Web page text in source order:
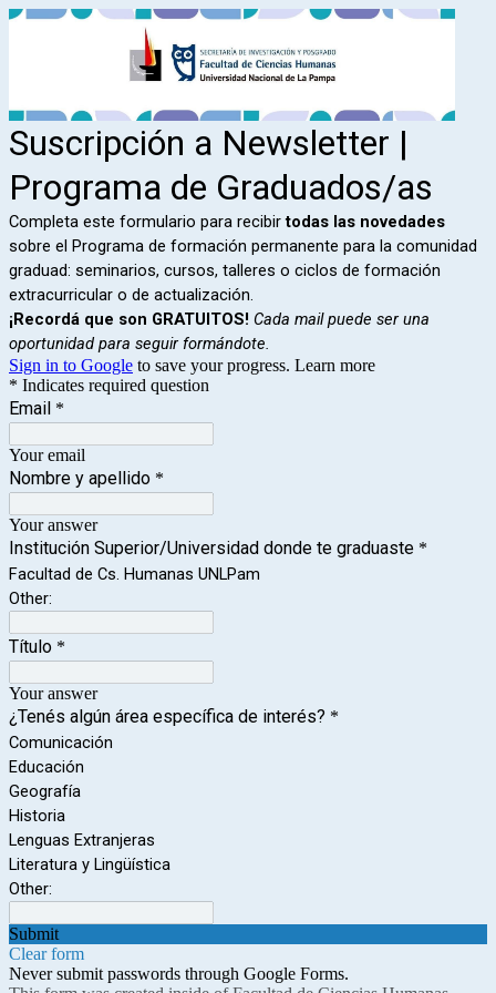
Suscripción a Newsletter |
Programa de Graduados/as
Completa este formulario para recibirtodas las novedades
sobre el Programa de formación permanente para la comunidad
graduad: seminarios, cursos, talleres o ciclos de formación
extracurricular o de actualización.
¡Recordá que son GRATUITOS! Cada mail puede ser una
oportunidad para seguir formándote.
Sign in to Google to save your progress. Learn more
* Indicates required question
Email *
Your email
Nombre y apellido *
Your answer
Institución Superior/Universidad donde te graduaste *
Facultad de Cs. Humanas UNLPam
Other:
Título *
Your answer
¿Tenés algún área específica de interés? *
Comunicación
Educación
Geografía
Historia
Lenguas Extranjeras
Literatura y Lingüística
Other:
Submit
Clear form
Never submit passwords through Google Forms.